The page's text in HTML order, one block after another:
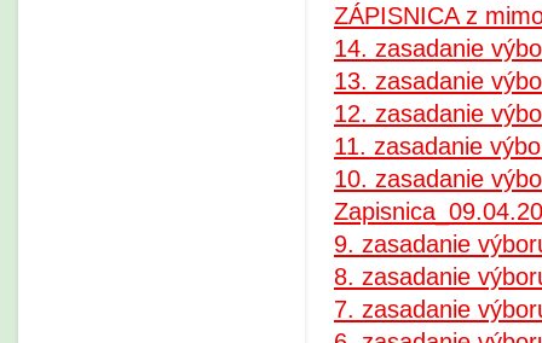
ZÁPISNICA z
14. zasadanie
13. zasadanie
12. zasadanie
11. zasadanie
10. zasadanie
9. zasadanie
8. zasadanie
7. zasadanie